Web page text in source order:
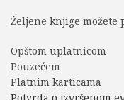
Željene knjige možete
Opštom uplatnicom
Pouzećem
Platnim karticama